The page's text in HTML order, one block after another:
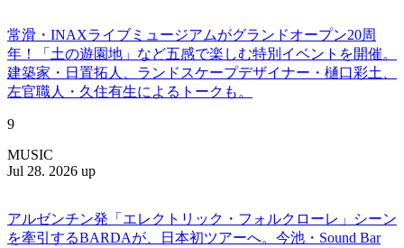
常滑・INAXライブミュージアムがグランドオープン20周
年！「土の遊園地」など五感で楽しむ特別イベントを開催。
建築家・日置拓人、ランドスケープデザイナー・樋口彩土、
左官職人・久住有生によるトークも。
9
MUSIC
Jul 28. 2026 up
アルゼンチン発「エレクトリック・フォルクローレ」シーン
を牽引するBARDAが、日本初ツアーへ。今池・Sound Bar